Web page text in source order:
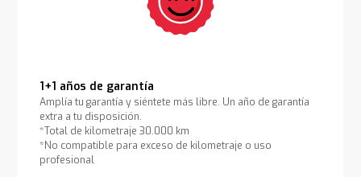
1+1 años de garantía
Amplía tu garantía y siéntete más libre. Un año de garantía
extra a tu disposición.
*Total de kilometraje 30.000 km
*No compatible para exceso de kilometraje o uso
profesional